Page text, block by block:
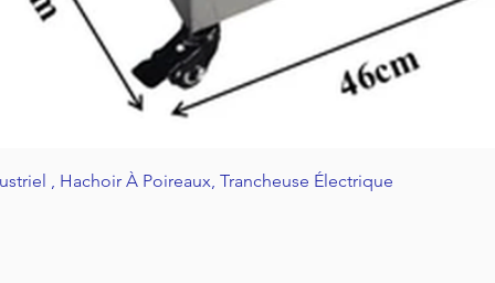
Aperçu rapide
, Hachoir À Poireaux, Trancheuse Électrique